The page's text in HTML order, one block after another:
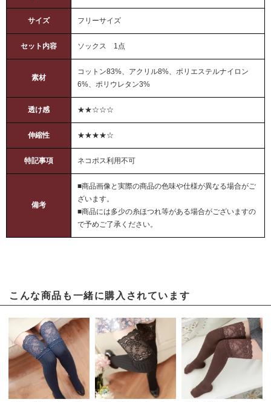
サイズ フリーサイズ
セット内容 ソックス 1点
素材
コットン83%、アクリル8%、ポリエステルナイロン
6%、ポリウレタン3%
透け感 ★★☆☆☆
伸縮性 ★★★★☆
特記事項 ネコポス利用不可
備考
■商品画像と実際の商品の色味や仕様が異なる場合がご
ざいます。
■商品には多少の糸ほつれ等がある場合がございますの
で予めご了承ください。
こんな商品も一緒に購入されています